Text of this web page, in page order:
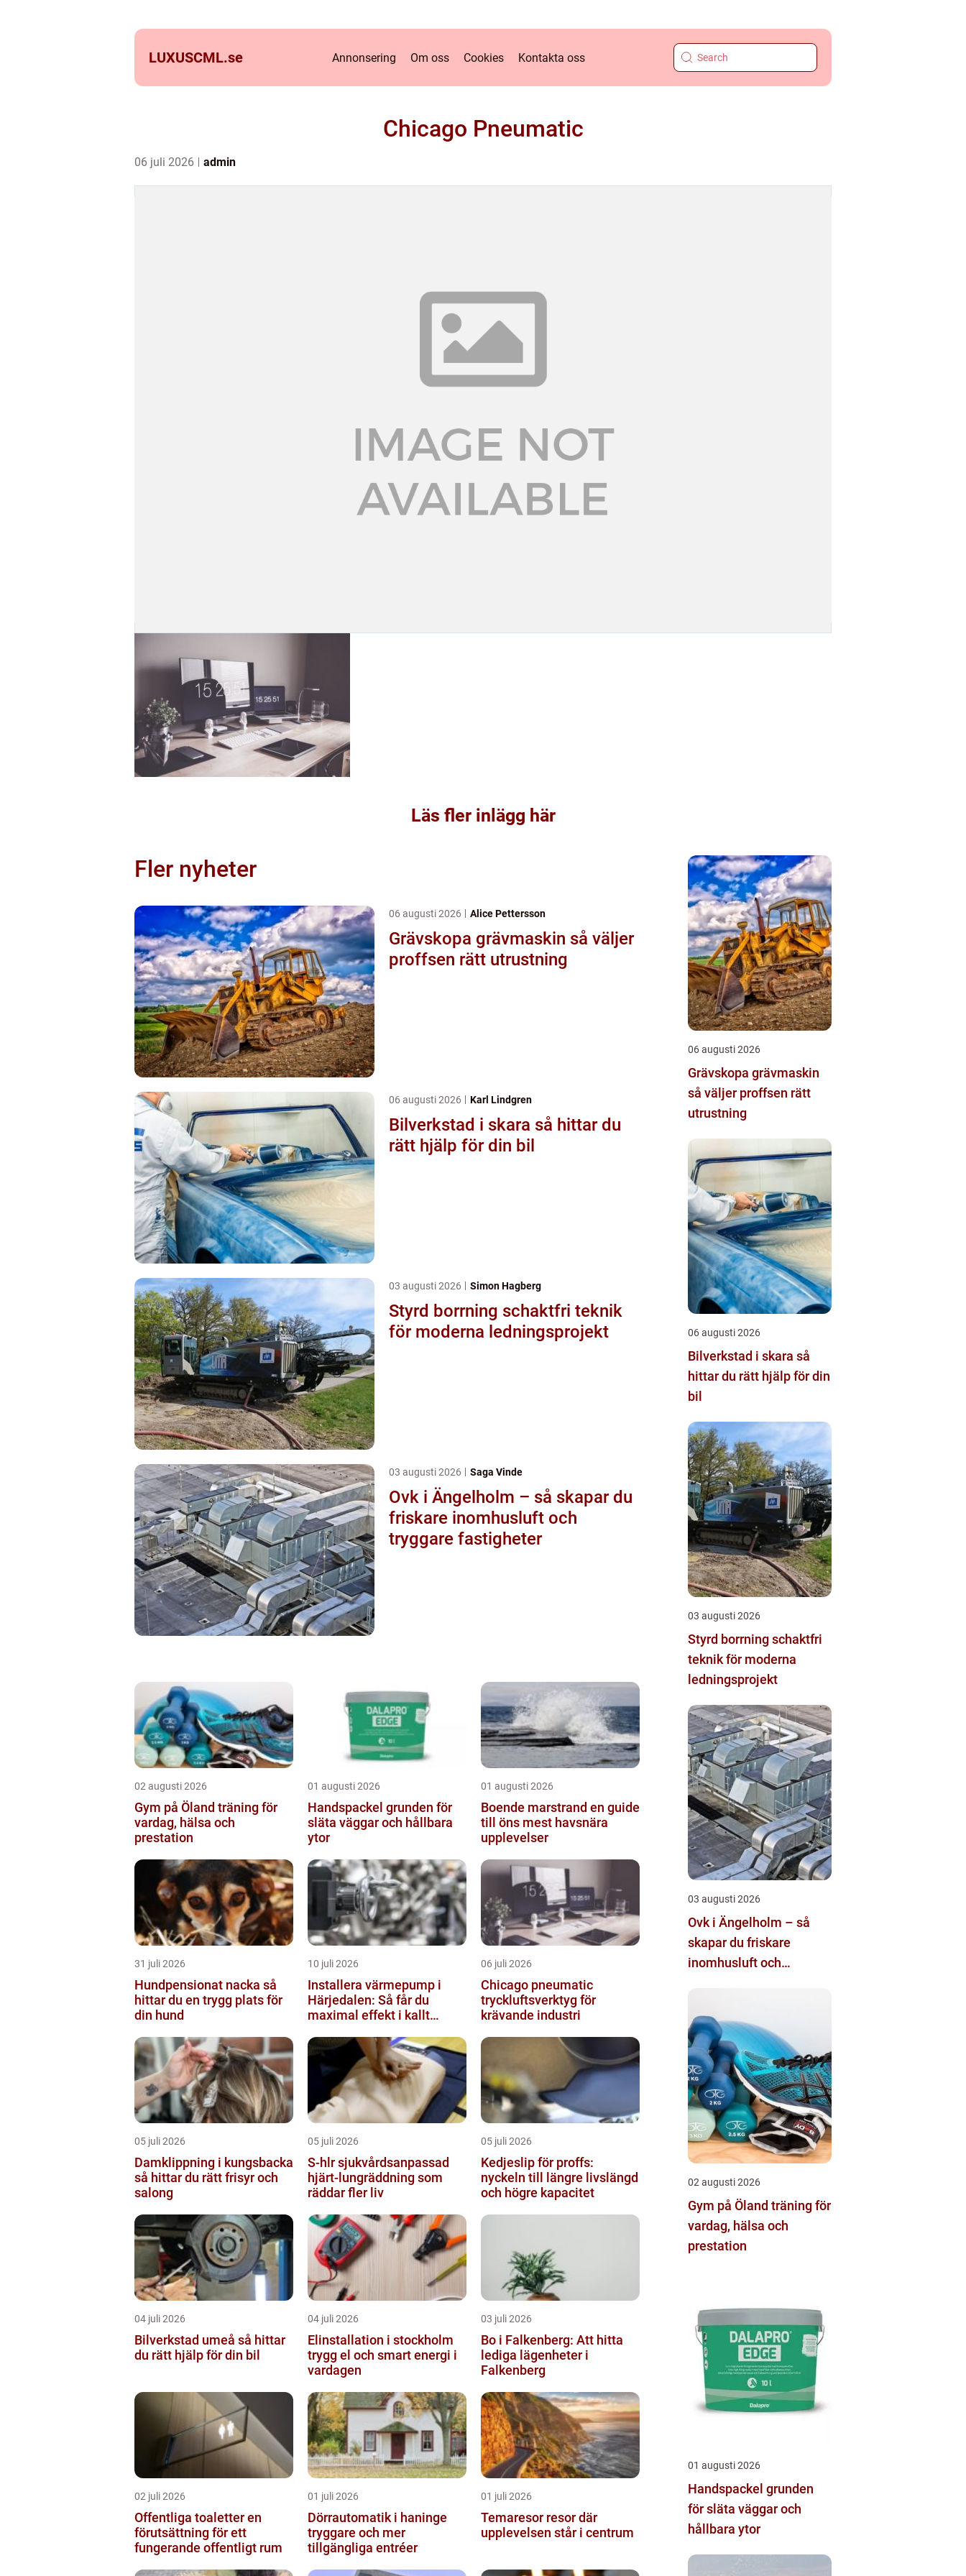
LUXUSCML.se Annonsering Om oss Cookies Kontakta oss
Chicago Pneumatic
06 juli 2026 admin
Läs fler inlägg här
Fler nyheter
06 augusti 2026 Alice Pettersson
Grävskopa grävmaskin så väljer
proffsen rätt utrustning
06 augusti 2026 Karl Lindgren
Bilverkstad i skara så hittar du
rätt hjälp för din bil
03 augusti 2026 Simon Hagberg
Styrd borrning schaktfri teknik
för moderna ledningsprojekt
03 augusti 2026 Saga Vinde
Ovk i Ängelholm – så skapar du
friskare inomhusluft och
tryggare fastigheter
02 augusti 2026
Gym på Öland träning för
vardag, hälsa och
prestation
01 augusti 2026
Handspackel grunden för
släta väggar och hållbara
ytor
01 augusti 2026
Boende marstrand en guide
till öns mest havsnära
upplevelser
31 juli 2026
Hundpensionat nacka så
hittar du en trygg plats för
din hund
10 juli 2026
Installera värmepump i
Härjedalen: Så får du
maximal effekt i kallt
06 juli 2026
Chicago pneumatic
tryckluftsverktyg för
krävande industri
05 juli 2026
Damklippning i kungsbacka
så hittar du rätt frisyr och
salong
05 juli 2026
S-hlr sjukvårdsanpassad
hjärt-lungräddning som
räddar fler liv
05 juli 2026
Kedjeslip för proffs:
nyckeln till längre livslängd
och högre kapacitet
04 juli 2026
Bilverkstad umeå så hittar
du rätt hjälp för din bil
04 juli 2026
Elinstallation i stockholm
trygg el och smart energi i
vardagen
03 juli 2026
Bo i Falkenberg: Att hitta
lediga lägenheter i
Falkenberg
02 juli 2026
Offentliga toaletter en
förutsättning för ett
fungerande offentligt rum
01 juli 2026
Dörrautomatik i haninge
tryggare och mer
tillgängliga entréer
01 juli 2026
Temaresor resor där
upplevelsen står i centrum
06 augusti 2026
Grävskopa grävmaskin
så väljer proffsen rätt
utrustning
06 augusti 2026
Bilverkstad i skara så
hittar du rätt hjälp för din
bil
03 augusti 2026
Styrd borrning schaktfri
teknik för moderna
ledningsprojekt
03 augusti 2026
Ovk i Ängelholm – så
skapar du friskare
inomhusluft och
02 augusti 2026
Gym på Öland träning för
vardag, hälsa och
prestation
01 augusti 2026
Handspackel grunden
för släta väggar och
hållbara ytor